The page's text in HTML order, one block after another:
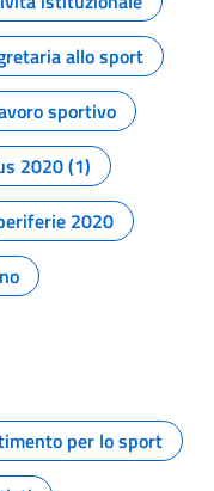
allo sport
sportivo
2020 (1)
2020
per lo sport